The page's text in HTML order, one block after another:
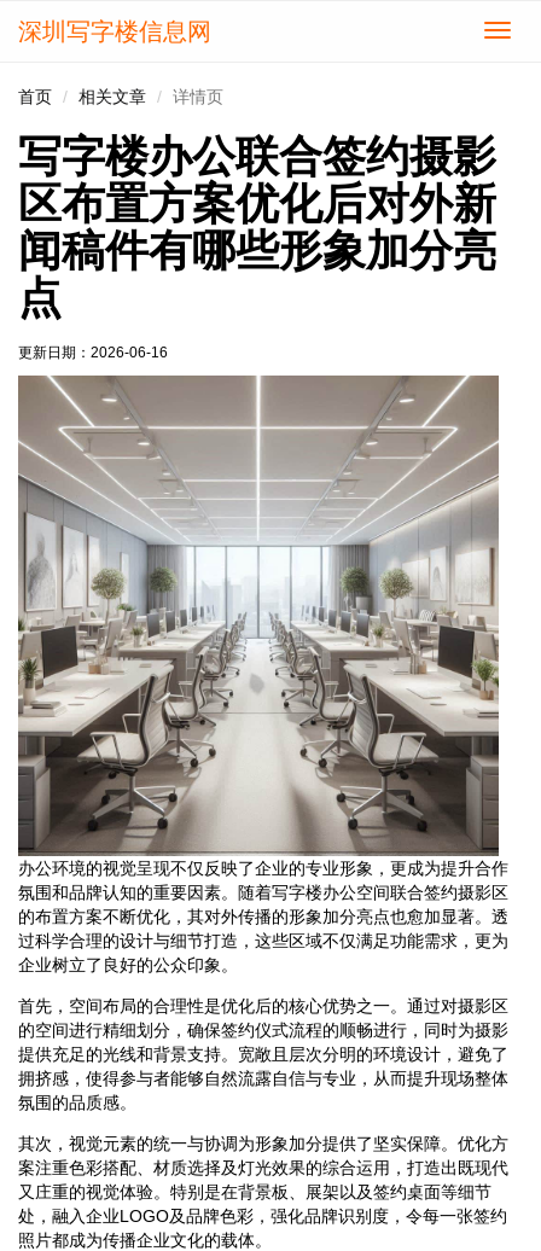
切
深圳写字楼信息网
首页 相关文章 详情页
写字楼办公联合签约摄影
区布置方案优化后对外新
闻稿件有哪些形象加分亮
点
更新日期： 2026-06-16
办公环境的视觉呈现不仅反映了企业的专业形象，更成为提升合作
氛围和品牌认知的重要因素。随着写字楼办公空间联合签约摄影区
的布置方案不断优化，其对外传播的形象加分亮点也愈加显著。透
过科学合理的设计与细节打造，这些区域不仅满足功能需求，更为
企业树立了良好的公众印象。
首先，空间布局的合理性是优化后的核心优势之一。通过对摄影区
的空间进行精细划分，确保签约仪式流程的顺畅进行，同时为摄影
提供充足的光线和背景支持。宽敞且层次分明的环境设计，避免了
拥挤感，使得参与者能够自然流露自信与专业，从而提升现场整体
氛围的品质感。
其次，视觉元素的统一与协调为形象加分提供了坚实保障。优化方
案注重色彩搭配、材质选择及灯光效果的综合运用，打造出既现代
又庄重的视觉体验。特别是在背景板、展架以及签约桌面等细节
处，融入企业LOGO及品牌色彩，强化品牌识别度，令每一张签约
照片都成为传播企业文化的载体。